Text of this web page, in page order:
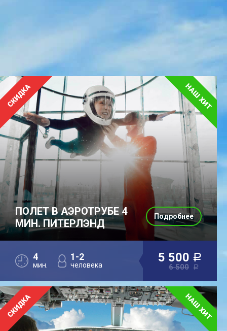
ПОЛЕТ В АЭРОТРУБЕ 4
МИН. ПИТЕРЛЭНД
4
мин.
1-2
человека
5 500 a
6 500 a
Подробнее